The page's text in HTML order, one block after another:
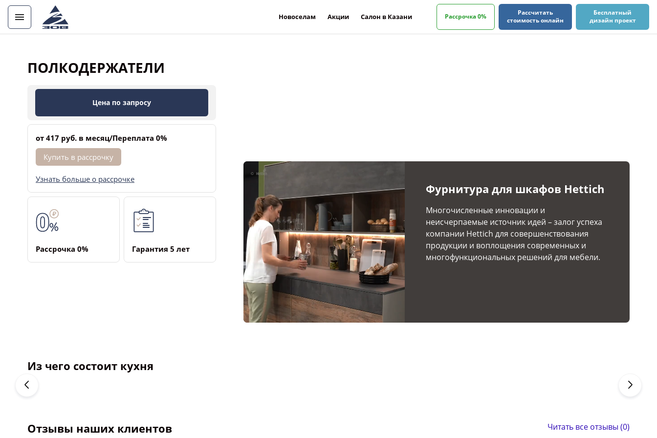
Новоселам Акции Салон в Казани Рассрочка 0%
Рассчитать
стоимость онлайн
Бесплатный
дизайн проект
ПОЛКОДЕРЖАТЕЛИ
Цена по запросу
от 417 руб. в месяц/Переплата 0%
Купить в рассрочку
Узнать больше о рассрочке
Рассрочка ­0% Гарантия ­5 лет
Фурнитура для шкафов Hettich
Многочисленные инновации и
неисчерпаемые источник идей – залог успеха
компании Hettich для совершенствования
продукции и воплощения современных и
многофункциональных решений для мебели.
Из чего состоит кухня
Отзывы наших клиентов Читать все отзывы (0)